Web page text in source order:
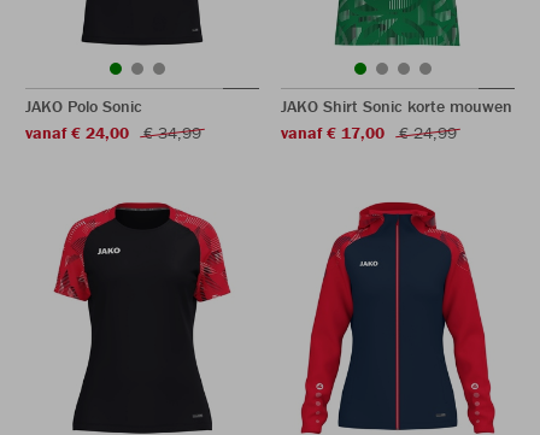
JAKO Polo Sonic
vanaf € 24,00
€ 34,99
JAKO Shirt Sonic korte mouwen
vanaf € 17,00
€ 24,99